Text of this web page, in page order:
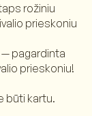
rožiniu
prieskoniu
— pagardinta
prieskoniu!
būti kartu.